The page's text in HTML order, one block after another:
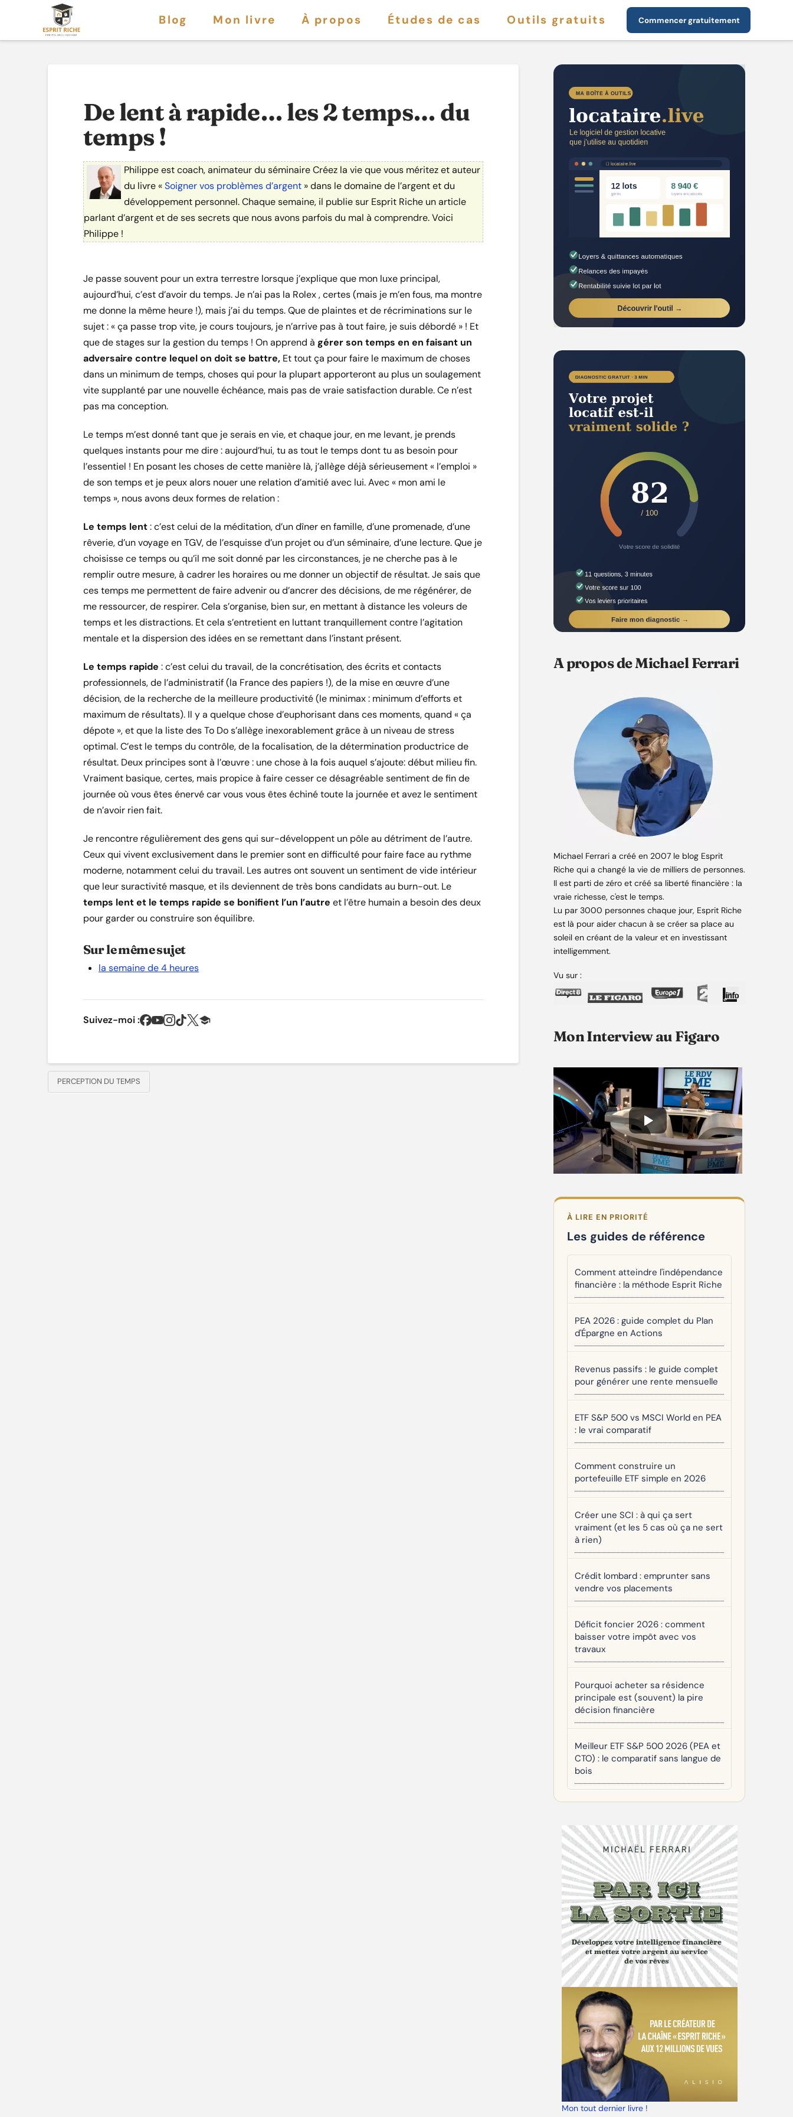
Blog Mon livre À propos Études de cas Outils gratuits Commencer gratuitement
De lent à rapide… les 2 temps… du
temps !
Philippe est coach, animateur du séminaire Créez la vie que vous méritez et auteur
du livre «Soigner vos problèmes d’argent» dans le domaine de l’argent et du
développement personnel. Chaque semaine, il publie sur Esprit Riche un article
parlant d’argent et de ses secrets que nous avons parfois du mal à comprendre. Voici
Philippe !
Je passe souvent pour un extra terrestre lorsque j’explique que mon luxe principal,
aujourd’hui, c’est d’avoir du temps. Je n’ai pas la Rolex , certes (mais je m’en fous, ma montre
me donne la même heure !), mais j’ai du temps. Que de plaintes et de récriminations sur le
sujet : « ça passe trop vite, je cours toujours, je n’arrive pas à tout faire, je suis débordé » ! Et
que de stages sur la gestion du temps ! On apprend à gérer son temps en en faisant un
adversaire contre lequel on doit se battre, Et tout ça pour faire le maximum de choses
dans un minimum de temps, choses qui pour la plupart apporteront au plus un soulagement
vite supplanté par une nouvelle échéance, mais pas de vraie satisfaction durable. Ce n’est
pas ma conception.
Le temps m’est donné tant que je serais en vie, et chaque jour, en me levant, je prends
quelques instants pour me dire : aujourd’hui, tu as tout le temps dont tu as besoin pour
l’essentiel ! En posant les choses de cette manière là, j’allège déjà sérieusement « l’emploi »
de son temps et je peux alors nouer une relation d’amitié avec lui. Avec « mon ami le
temps », nous avons deux formes de relation :
Le temps lent: c’est celui de la méditation, d’un dîner en famille, d’une promenade, d’une
rêverie, d’un voyage en TGV, de l’esquisse d’un projet ou d’un séminaire, d’une lecture. Que je
choisisse ce temps ou qu’il me soit donné par les circonstances, je ne cherche pas à le
remplir outre mesure, à cadrer les horaires ou me donner un objectif de résultat. Je sais que
ces temps me permettent de faire advenir ou d’ancrer des décisions, de me régénérer, de
me ressourcer, de respirer. Cela s’organise, bien sur, en mettant à distance les voleurs de
temps et les distractions. Et cela s’entretient en luttant tranquillement contre l’agitation
mentale et la dispersion des idées en se remettant dans l’instant présent.
Le temps rapide : c’est celui du travail, de la concrétisation, des écrits et contacts
professionnels, de l’administratif (la France des papiers !), de la mise en œuvre d’une
décision, de la recherche de la meilleure productivité (le minimax : minimum d’efforts et
maximum de résultats). Il y a quelque chose d’euphorisant dans ces moments, quand « ça
dépote », et que la liste des To Do s’allège inexorablement grâce à un niveau de stress
optimal. C’est le temps du contrôle, de la focalisation, de la détermination productrice de
résultat. Deux principes sont à l’œuvre : une chose à la fois auquel s’ajoute: début milieu fin.
Vraiment basique, certes, mais propice à faire cesser ce désagréable sentiment de fin de
journée où vous êtes énervé car vous vous êtes échiné toute la journée et avez le sentiment
de n’avoir rien fait.
Je rencontre régulièrement des gens qui sur-développent un pôle au détriment de l’autre.
Ceux qui vivent exclusivement dans le premier sont en difficulté pour faire face au rythme
moderne, notamment celui du travail. Les autres ont souvent un sentiment de vide intérieur
que leur suractivité masque, et ils deviennent de très bons candidats au burn-out. Le
temps lent et le temps rapide se bonifient l’un l’autre et l’être humain a besoin des deux
pour garder ou construire son équilibre.
Sur le même sujet
la semaine de 4 heures
Suivez-moi :
PERCEPTION DU TEMPS
A propos de Michael Ferrari
Michael Ferrari a créé en 2007 le blog Esprit
Riche qui a changé la vie de milliers de personnes.
Il est parti de zéro et créé sa liberté financière : la
vraie richesse, c'est le temps.
Lu par 3000 personnes chaque jour, Esprit Riche
est là pour aider chacun à se créer sa place au
soleil en créant de la valeur et en investissant
intelligemment.
Vu sur :
Mon Interview au Figaro
À LIRE EN PRIORITÉ
Les guides de référence
Comment atteindre l'indépendance
financière : la méthode Esprit Riche
PEA 2026 : guide complet du Plan
d'Épargne en Actions
Revenus passifs : le guide complet
pour générer une rente mensuelle
ETF S&P 500 vs MSCI World en PEA
: le vrai comparatif
Comment construire un
portefeuille ETF simple en 2026
Créer une SCI : à qui ça sert
vraiment (et les 5 cas où ça ne sert
à rien)
Crédit lombard : emprunter sans
vendre vos placements
Déficit foncier 2026 : comment
baisser votre impôt avec vos
travaux
Pourquoi acheter sa résidence
principale est (souvent) la pire
décision financière
Meilleur ETF S&P 500 2026 (PEA et
CTO) : le comparatif sans langue de
bois
Mon tout dernier livre !